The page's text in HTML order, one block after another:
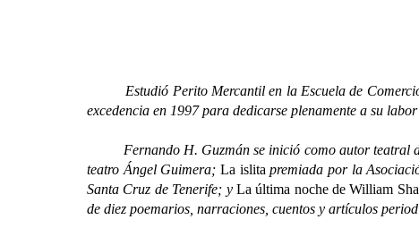
Estudió Perito Mercantil en la Escuela de Comercio
excedencia en 1997 para dedicarse plenamente a su
Fernando H. Guzmán se inició como autor teatral
teatro Ángel Guimera; La islita premiada por la
Santa Cruz de Tenerife; y La última noche de William
de diez poemarios, narraciones, cuentos y artículos